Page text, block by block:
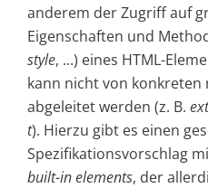
anderem der Zugriff auf
Eigenschaften und
style, ...) eines HTML-
kann nicht von
abgeleitet werden (z. B.
t). Hierzu gibt es einen
Spezifikationsvorschlag
built-in elements, der